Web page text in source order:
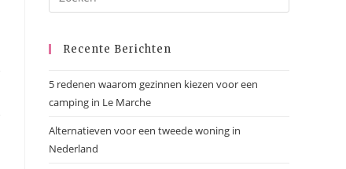
Recente Berichten
5 redenen waarom gezinnen kiezen voor een
camping in Le Marche
Alternatieven voor een tweede woning in
Nederland